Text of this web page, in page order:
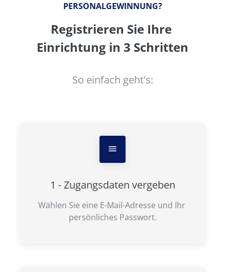
PERSONALGEWINNUNG?
Registrieren Sie Ihre
Einrichtung in 3 Schritten
So einfach geht's:
1 - Zugangsdaten vergeben
Wählen Sie eine E-Mail-Adresse und Ihr
persönliches Passwort.